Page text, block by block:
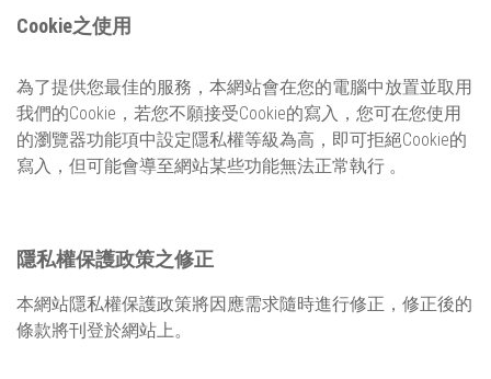
Cookie之使用
為了提供您最佳的服務，本網站會在您的電腦中放置並取用
我們的Cookie，若您不願接受Cookie的寫入，您可在您使用
的瀏覽器功能項中設定隱私權等級為高，即可拒絕Cookie的
寫入，但可能會導至網站某些功能無法正常執行 。
隱私權保護政策之修正
本網站隱私權保護政策將因應需求隨時進行修正，修正後的
條款將刊登於網站上。